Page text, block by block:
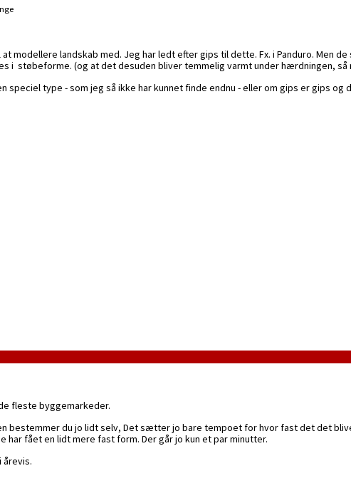
modellere landskab med. Jeg har ledt efter gips til dette. Fx. i Panduro. Men
i støbeforme. (og at det desuden bliver temmelig varmt under hærdningen, så
speciel type - som jeg så ikke har kunnet finde endnu - eller om gips er gips og
fleste byggemarkeder.
bestemmer du jo lidt selv, Det sætter jo bare tempoet for hvor fast det det
fået en lidt mere fast form. Der går jo kun et par minutter.
årevis.